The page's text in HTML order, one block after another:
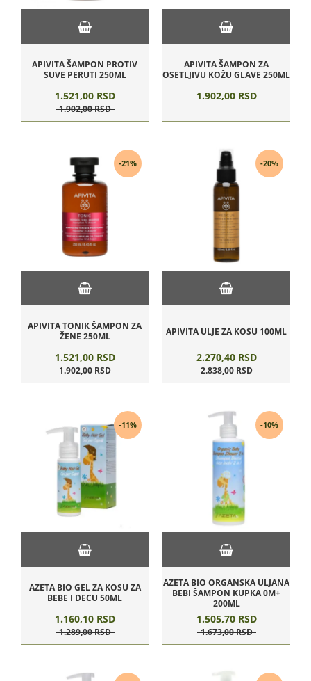
APIVITA ŠAMPON PROTIV
SUVE PERUTI 250ML
1.521,00 RSD
1.902,00RSD
APIVITA ŠAMPON ZA
OSETLJIVU KOŽU GLAVE 250ML
1.902,00 RSD
-21%
APIVITA TONIK ŠAMPON ZA
ŽENE 250ML
1.521,00 RSD
1.902,00RSD
-20%
APIVITA ULJE ZA KOSU 100ML
2.270,40 RSD
2.838,00RSD
-11%
AZETA BIO GEL ZA KOSU ZA
BEBE I DECU 50ML
1.160,10 RSD
1.289,00RSD
-10%
AZETA BIO ORGANSKA ULJANA
BEBI ŠAMPON KUPKA 0M+
200ML
1.505,70 RSD
1.673,00RSD